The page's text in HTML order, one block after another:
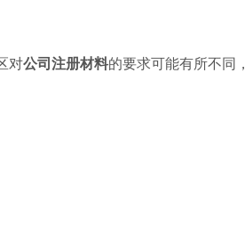
对公司注册材料的要求可能有所不同，